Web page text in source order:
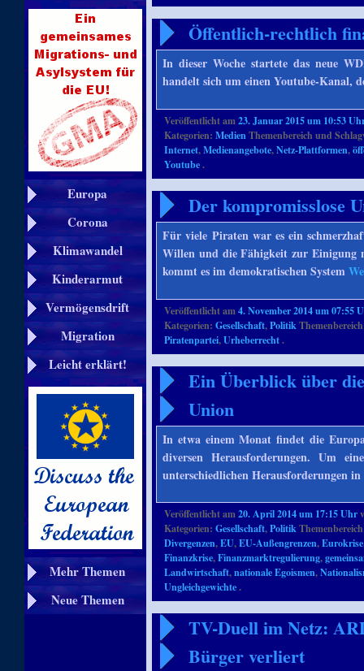
Europa
Corona
Klimawandel
Kinderarmut
Vermögensdrift
Migration
Leicht erklärt!
Mehr Themen
Neue Themen
Öffentlich-rechtlich
In dieser Woche startete das neue
handelt sich um einen Youtube-Kanal,
Veröffentlicht am23. Januar 2015 um 10:53
Kategorien:MedienThemenbereich und
Internet,Medienangebote,Netz-Plattformen,
Youtube.
Der kompromisslose
Für viele Piraten war es ein
Willen und die Fähigkeit zur Einigung
kommt es im demokratischen System
Veröffentlicht am4. November 2014 um 07:55
Kategorien:Gesellschaft,Politik
Piratenpartei,Urheberrecht.
Ein Überblick über
Union
In etwa einem Monat findet die
diversen Herausforderungen. Um
unterschiedlichen Herausforderungen
Veröffentlicht am20. April 2014 um 17:15 Uhr
Kategorien:Gesellschaft,Politik
Divergenzen,EU,EU-Außengrenzen,Eurokrise
Finanzkrise,Finanzmarktregulierung,
Landwirtschaft,nationale Egoismen,
Ungleichgewichte.
TV-Duell im Netz:
Bürger verliert